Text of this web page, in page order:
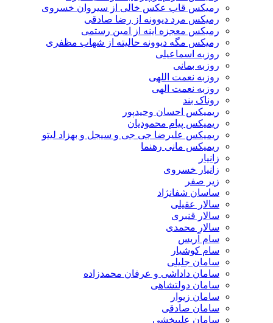
رمیکس قاب عکس خالی از سیروان خسروی
رمیکس مرد دیوونه از رضا صادقی
رمیکس معجزه اینه از امین رستمی
رمیکس مگه دیوونه حالیته از شهاب مظفری
روزبه اسماعیلی
روزبه بمانی
روزبه نعمت اللهی
روزبه نعمت الهی
روناک بند
ریمیکس احسان وحیدپور
ریمیکس پیام محمودیان
ریمیکس علیرضا جی جی و سیجل و بهزاد لیتو
ریمیکس مانی رهنما
زانیار خسروی
زیر صفر
ساسان شفانژاد
سالار عقیلی
سالار قنبری
سالار محمدی
سام آریس
سام کوشیار
سامان جلیلی
سامان داداشی و عرفان محمدزاده
سامان دولتشاهی
سامان زیوار
سامان صادقی
سامان علیبخشی